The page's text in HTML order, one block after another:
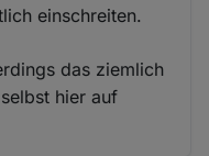
einschreiten.
das ziemlich
hier auf